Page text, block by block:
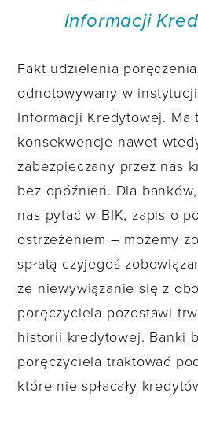
Informacji
Fakt udzielenia
odnotowywany w
Informacji Kredytowej. Ma
konsekwencje nawet
zabezpieczany przez nas
bez opóźnień. Dla
nas pytać w BIK, zapis o
ostrzeżeniem – możemy
spłatą czyjegoś
że niewywiązanie się z
poręczyciela pozostawi
historii kredytowej. Banki
poręczyciela traktować
które nie spłacały